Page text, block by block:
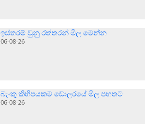
ඉස්තරම් වුනු රත්තරන් මිල මෙන්න
06-08-26
බැංකු කිහිපයකම ඩොලරයේ මිල පහතට
06-08-26